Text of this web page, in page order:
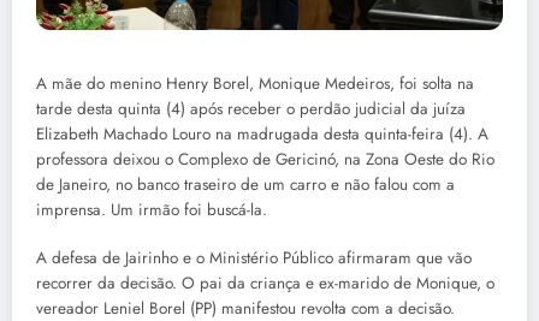
A mãe do menino Henry Borel, Monique Medeiros, foi solta na
tarde desta quinta (4) após receber o perdão judicial da juíza
Elizabeth Machado Louro na madrugada desta quinta-feira (4). A
professora deixou o Complexo de Gericinó, na Zona Oeste do Rio
de Janeiro, no banco traseiro de um carro e não falou com a
imprensa. Um irmão foi buscá-la.
A defesa de Jairinho e o Ministério Público afirmaram que vão
recorrer da decisão. O pai da criança e ex-marido de Monique, o
vereador Leniel Borel (PP) manifestou revolta com a decisão.